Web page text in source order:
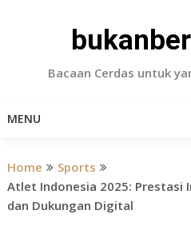
Bacaan Cerdas untuk
MENU
Home
Sports
Atlet Indonesia 2025: Prestasi
dan Dukungan Digital